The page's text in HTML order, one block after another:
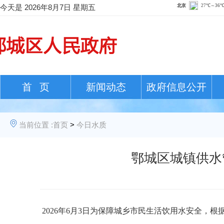
今天是 2026年8月7日 星期五
首 页 新闻动态 政府信息公开
当前位置 :首页 > 今日水质
鄂城区城镇供
2026年6月 3日 为保障城乡市民生活饮用水安全，根